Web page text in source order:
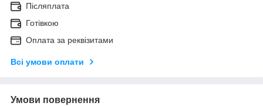
Післяплата
Готівкою
Оплата за реквізитами
Всі умови оплати
Умови повернення